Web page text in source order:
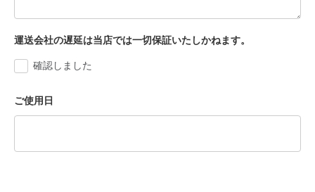
運送会社の遅延は当店では一切保証いたしかねます。
確認しました
ご使用日